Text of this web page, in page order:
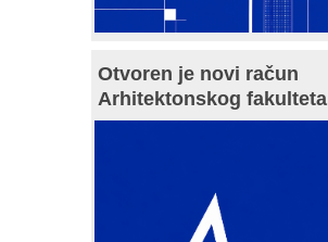
Otvoren je novi račun
Arhitektonskog fakulteta